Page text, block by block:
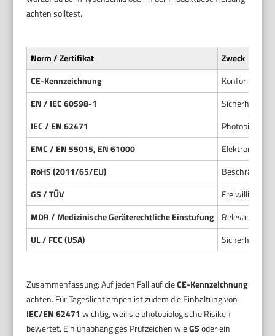
achten solltest.
Norm / Zertifikat
Zweck
CE-Kennzeichnung
Konformität
EN / IEC 60598-1
Sicherheit
IEC / EN 62471
EMC / EN 55015, EN 61000
RoHS (2011/65/EU)
GS / TÜV
Freiwilliges
MDR / Medizinische Geräterechtliche Einstufung
Relevanz bei
UL / FCC (USA)
Sicherheits-
Zusammenfassung: Auf jeden Fall auf dieCE-Kennzeichnung
achten. Für Tageslichtlampen ist zudem die Einhaltung von
IEC/EN 62471 wichtig, weil sie photobiologische Risiken
bewertet. Ein unabhängiges Prüfzeichen wieGSoder ein